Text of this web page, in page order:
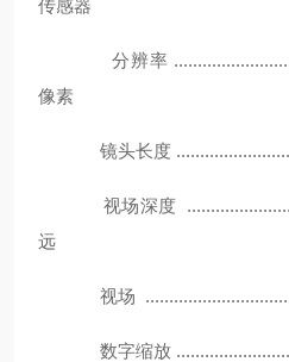
传感器
分辨率
像素
镜头长度
视场深度
远
视场
数字缩放